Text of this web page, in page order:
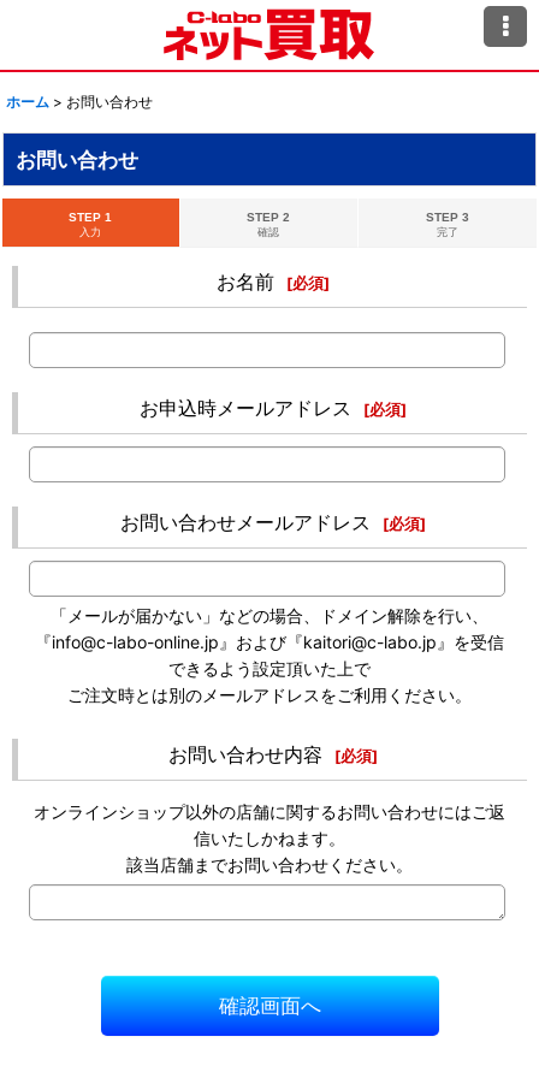
ホーム > お問い合わせ
お問い合わせ
STEP 1
入力
STEP 2
確認
STEP 3
完了
お名前 [必須]
お申込時メールアドレス [必須]
お問い合わせメールアドレス [必須]
「メールが届かない」などの場合、ドメイン解除を行い、
『info@c-labo-online.jp』および『kaitori@c-labo.jp』を受信
できるよう設定頂いた上で
ご注文時とは別のメールアドレスをご利用ください。
お問い合わせ内容 [必須]
オンラインショップ以外の店舗に関するお問い合わせにはご返
信いたしかねます。
該当店舗までお問い合わせください。
確認画面へ